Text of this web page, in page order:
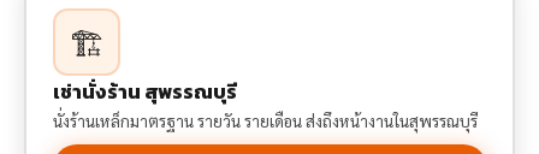
🏗️
เช่านั่งร้าน สุพรรณบุรี
นั่งร้านเหล็กมาตรฐาน รายวัน รายเดือน ส่งถึงหน้างานในสุพรรณบุรี